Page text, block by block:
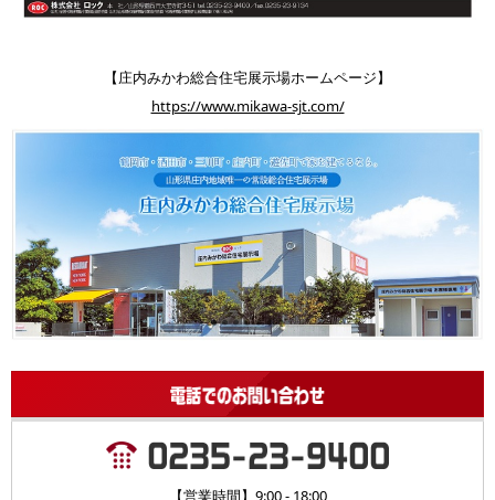
【庄内みかわ総合住宅展示場ホームページ】
https://www.mikawa-sjt.com/
【営業時間】9:00 - 18:00